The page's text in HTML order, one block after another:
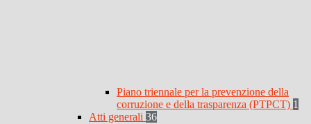
Piano triennale per la prevenzione della
corruzione e della trasparenza (PTPCT) 1
Atti generali 36